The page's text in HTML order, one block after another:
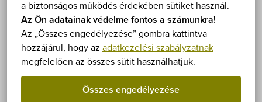
a biztonságos működés érdekében sütiket használ.
Az Ön adatainak védelme fontos a számunkra!
Az „Összes engedélyezése” gombra kattintva
hozzájárul, hogy az adatkezelési szabályzatnak
megfelelően az összes sütit használhatjuk.
Összes engedélyezése
Éghajlat
Hegykő történelme
Programok
Önkormányzat
Hírek
2025. július 17. (csütörtök) 10:00
Hegykő, Széchenyi Ödön park 9437 Hegykő,
Kossuth Lajos utca 76. Mutasd a térképen
Fizetős